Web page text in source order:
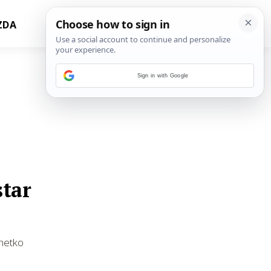
Sign in with Google